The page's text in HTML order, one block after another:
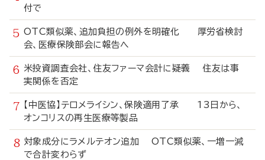
付で
OTC類似薬、追加負担の例外を明確化 厚労省検討
会、医療保険部会に報告へ
米投資調査会社、住友ファーマ会計に疑義 住友は事
実関係を否定
【中医協】テロメライシン、保険適用了承 13日から、
オンコリスの再生医療等製品
対象成分にラメルテオン追加 OTC類似薬、一増一減
で合計変わらず